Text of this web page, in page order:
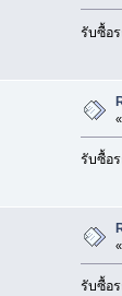
รับซื้อ
«
รับซื้อ
«
รับซื้อ